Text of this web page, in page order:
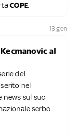
COPE
13 gen
al
del
nel
news sul suo
serbo